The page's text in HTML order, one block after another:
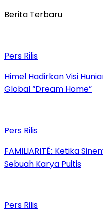
Berita Terbaru
Pers Rilis
Himel Hadirkan Visi
Global “Dream Home”
Pers Rilis
FAMILIARITÉ: Ketika
Sebuah Karya Puitis
Pers Rilis